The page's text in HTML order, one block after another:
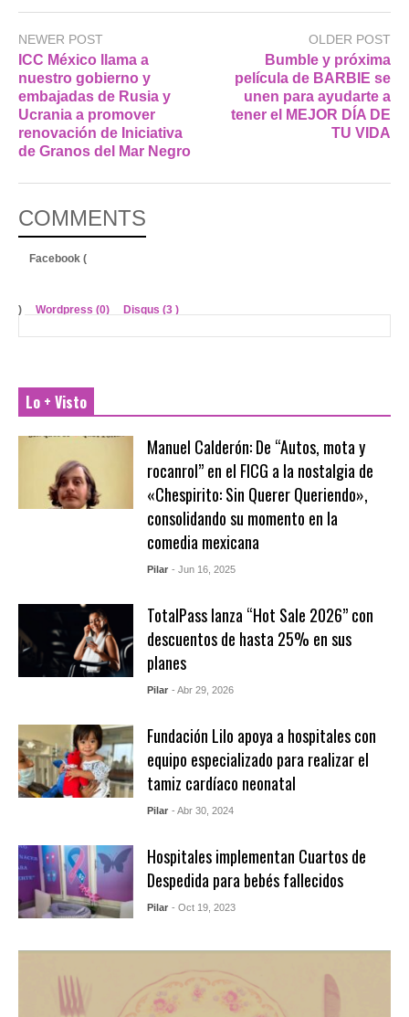
NEWER POST
ICC México llama a
nuestro gobierno y
embajadas de Rusia y
Ucrania a promover
renovación de Iniciativa
de Granos del Mar Negro
OLDER POST
Bumble y próxima
película de BARBIE se
unen para ayudarte a
tener el MEJOR DÍA DE
TU VIDA
COMMENTS
Facebook (
) Wordpress (0) Disqus (3 )
Lo + Visto
Manuel Calderón: De “Autos, mota y
rocanrol” en el FICG a la nostalgia de
«Chespirito: Sin Querer Queriendo»,
consolidando su momento en la
comedia mexicana
Pilar - Jun 16, 2025
TotalPass lanza “Hot Sale 2026” con
descuentos de hasta 25% en sus
planes
Pilar - Abr 29, 2026
Fundación Lilo apoya a hospitales con
equipo especializado para realizar el
tamiz cardíaco neonatal
Pilar - Abr 30, 2024
Hospitales implementan Cuartos de
Despedida para bebés fallecidos
Pilar - Oct 19, 2023